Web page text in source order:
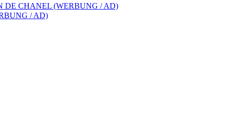
DE CHANEL (WERBUNG / AD)
/ AD)